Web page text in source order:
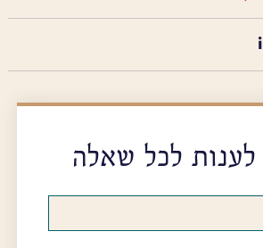
לכל שאלה